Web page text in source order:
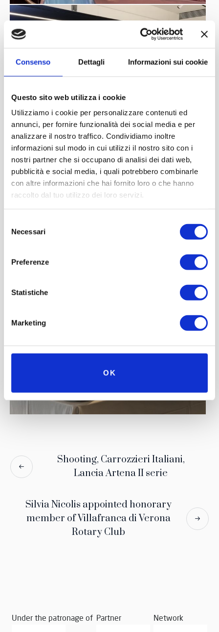
Consenso Dettagli Informazioni sui cookie
Questo sito web utilizza i cookie
Utilizziamo i cookie per personalizzare contenuti ed
annunci, per fornire funzionalità dei social media e per
analizzare il nostro traffico. Condividiamo inoltre
informazioni sul modo in cui utilizzi il nostro sito con i
nostri partner che si occupano di analisi dei dati web,
pubblicità e social media, i quali potrebbero combinarle
con altre informazioni che hai fornito loro o che hanno
raccolto dal tuo utilizzo dei loro servizi.
delNecessari
Preferenze
Statistiche
Marketing
OK
Shooting, Carrozzieri Italiani,
Lancia Artena II serie
Silvia Nicolis appointed honorary
member of Villafranca di Verona
Rotary Club
Under the patronage of Partner Network